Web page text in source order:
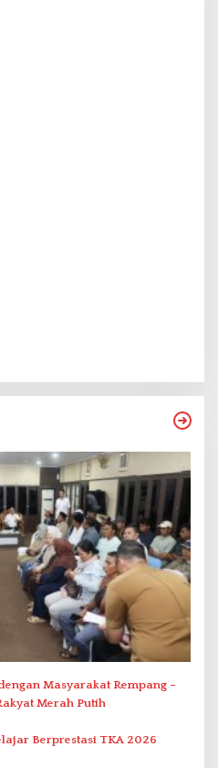
Masyarakat Rempang –
Merah Putih
Berprestasi TKA 2026